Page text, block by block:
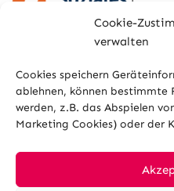
Cookie-
verwalten
Cookies speichern
ablehnen, können
werden, z.B. das Abspielen
Marketing Cookies) oder der
Sitemap Glossar
Cookies